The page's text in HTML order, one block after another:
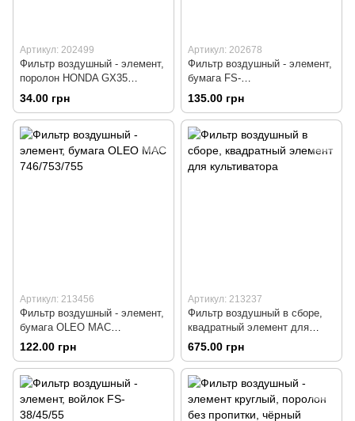
Артикул: 202499
Фильтр воздушный - элемент,
поролон HONDA GX35
(CG438) - 4Т
34.00 грн
Артикул: 202678
Фильтр воздушный - элемент,
бумага FS-
120/200/250/300/350/400/450
135.00 грн
Артикул: 213456
Фильтр воздушный - элемент,
бумага OLEO MAC
746/753/755
122.00 грн
Артикул: 213237
Фильтр воздушный в сборе,
квадратный элемент для
культиватора
675.00 грн